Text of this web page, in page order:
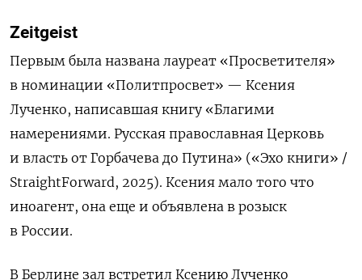
Zeitgeist
Первым была названа лауреат «Просветителя»
в номинации «Политпросвет» — Ксения
Лученко, написавшая книгу «Благими
намерениями. Русская православная Церковь
и власть от Горбачева до Путина» («Эхо книги» /
StraightForward, 2025). Ксения мало того что
иноагент, она еще и объявлена в розыск
в России.
В Берлине зал встретил Ксению Лученко